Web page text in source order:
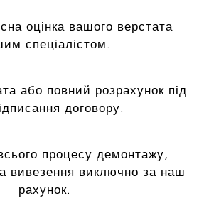
оцінка вашого верстата
спеціалістом.
або повний розрахунок під
договору.
процесу демонтажу,
вивезення виключно за наш
рахунок.